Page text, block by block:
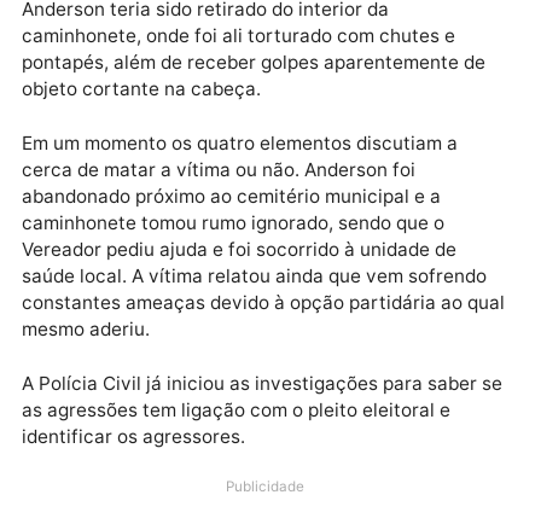
saíram quatro elementos encapuzados e renderam o
mesmo.
Na sequência os marginais colocaram um capuz na
vítima e depois a levaram dali na caminhonete. No
interior do veículo Anderson teria sido ameaçado a
abandonar a campanha do candidato a
PrefeitoMarcos Froes. Ao chegar em uma
Anderson teria sido retirado do interior da
caminhonete, onde foi ali torturado com chutes e
pontapés, além de receber golpes aparentemente de
objeto cortante na cabeça.
Em um momento os quatro elementos discutiam a
cerca de matar a vítima ou não. Anderson foi
caminhonete tomou rumo ignorado, sendo que o